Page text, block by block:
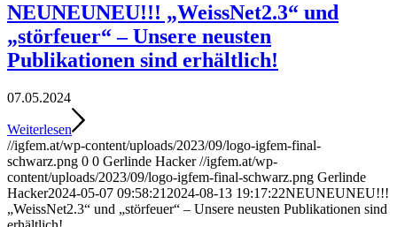
NEUNEUNEU!!! „WeissNet2.3“ und
„störfeuer“ – Unsere neusten
Publikationen sind erhältlich!
07.05.2024
Weiterlesen
//igfem.at/wp-content/uploads/2023/09/logo-igfem-final-
schwarz.png 0 0 Gerlinde Hacker //igfem.at/wp-
content/uploads/2023/09/logo-igfem-final-schwarz.png Gerlinde
Hacker2024-05-07 09:58:21 2024-08-13 19:17:22NEUNEUNEU!!!
„WeissNet2.3“ und „störfeuer“ – Unsere neusten Publikationen sind